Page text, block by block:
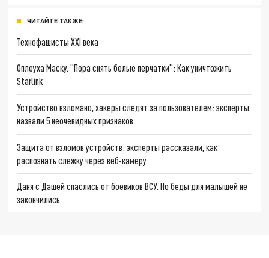
ЧИТАЙТЕ ТАКЖЕ:
Технофашисты XXI века
Оплеуха Маску. "Пора снять белые перчатки": Как уничтожить
Starlink
Устройство взломано, хакеры следят за пользователем: эксперты
назвали 5 неочевидных признаков
Защита от взломов устройств: эксперты рассказали, как
распознать слежку через веб-камеру
Даня с Дашей спаслись от боевиков ВСУ. Но беды для малышей не
закончились